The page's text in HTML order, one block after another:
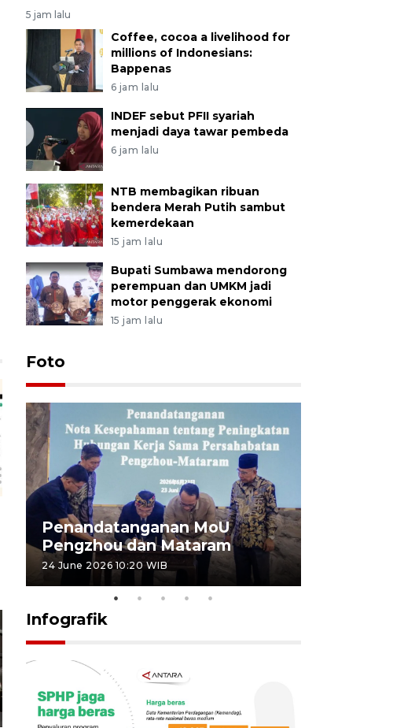
5 jam lalu
Coffee, cocoa a livelihood for
millions of Indonesians:
Bappenas
6 jam lalu
INDEF sebut PFII syariah
menjadi daya tawar pembeda
6 jam lalu
NTB membagikan ribuan
bendera Merah Putih sambut
kemerdekaan
15 jam lalu
Bupati Sumbawa mendorong
perempuan dan UMKM jadi
motor penggerak ekonomi
15 jam lalu
Foto
Penandatanganan MoU
Pengzhou dan Mataram
24 June 2026 10:20 WIB
Infografik